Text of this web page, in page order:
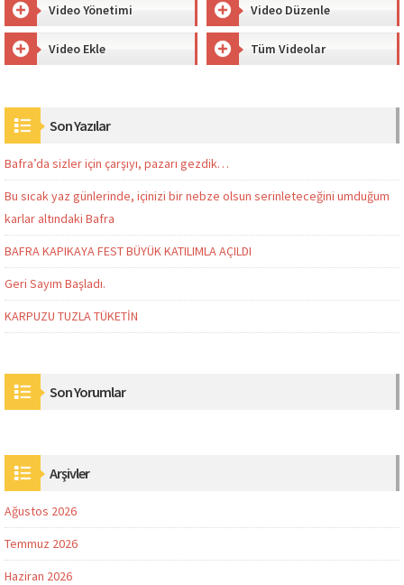
Video Yönetimi Video Düzenle
Video Ekle Tüm Videolar
Son Yazılar
Bafra’da sizler için çarşıyı, pazarı gezdik…
Bu sıcak yaz günlerinde, içinizi bir nebze olsun serinleteceğini umduğum
karlar altındaki Bafra
BAFRA KAPIKAYA FEST BÜYÜK KATILIMLA AÇILDI
Geri Sayım Başladı.
KARPUZU TUZLA TÜKETİN
Son Yorumlar
Arşivler
Ağustos 2026
Temmuz 2026
Haziran 2026